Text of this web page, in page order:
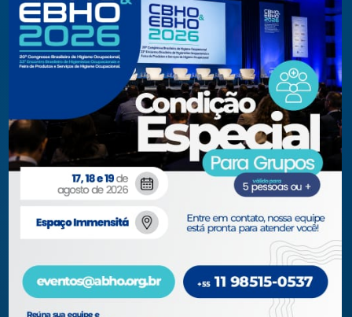
Eventos Regionais
Loja
Fone/Fax:
+ 55 11 3081.5909 / 3081.1709
secretaria@abho.org.br
Rua Cardoso de Almeida, 167 CJ 121
WhatsApp: (11) 93938-9842